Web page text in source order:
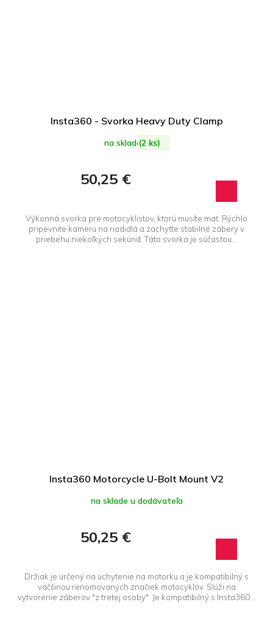
Insta360 - Svorka Heavy Duty Clamp
na sklade(2 ks)
50,25 €
Výkonná svorka pre motocyklistov, ktorú musíte mať. Rýchlo
pripevnite kameru na riadidlá a zachyťte stabilné zábery v
priebehu niekoľkých sekúnd. Táto svorka je súčasťou...
Insta360 Motorcycle U-Bolt Mount V2
na sklade u dodávateľa
50,25 €
Držiak je určený na uchytenie na motorku a je kompatibilný s
väčšinou renomovaných značiek motocyklov. Slúži na
vytvorenie záberov "z tretej osoby". Je kompatibilný s Insta360...